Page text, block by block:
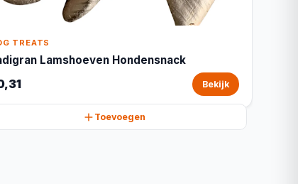
TREATS
Lamshoeven Hondensnack
Bekijk
Toevoegen